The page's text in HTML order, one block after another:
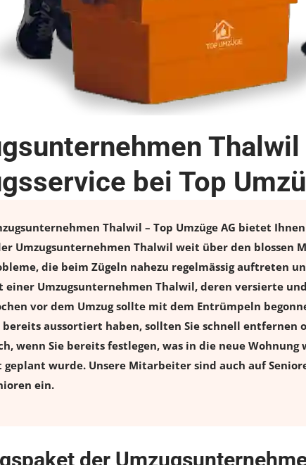
bei Top
Thalwil – Top Umzüge AG bietet
Umzugsunternehmen Thalwil weit über den blossen
die beim Zügeln nahezu regelmässig auftreten
einer Umzugsunternehmen Thalwil, deren versierte
vor dem Umzug sollte mit dem Entrümpeln
bereits aussortiert haben, sollten Sie schnell entfernen
wenn Sie bereits festlegen, was in die neue
geplant wurde. Unsere Mitarbeiter sind auch auf
ein.
der